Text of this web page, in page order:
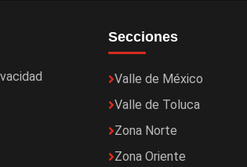
Secciones
Valle de México
Valle de Toluca
Zona Norte
Zona Oriente